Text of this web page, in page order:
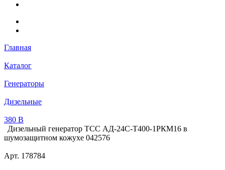
Главная
Каталог
Генераторы
Дизельные
380 В
Дизельный генератор ТСС АД-24С-Т400-1РКМ16 в
шумозащитном кожухе 042576
Арт. 178784